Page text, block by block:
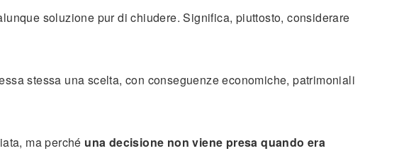
soluzione pur di chiudere. Significa, piuttosto, considerare
stessa una scelta, con conseguenze economiche, patrimoniali
ma perché una decisione non viene presa quando era